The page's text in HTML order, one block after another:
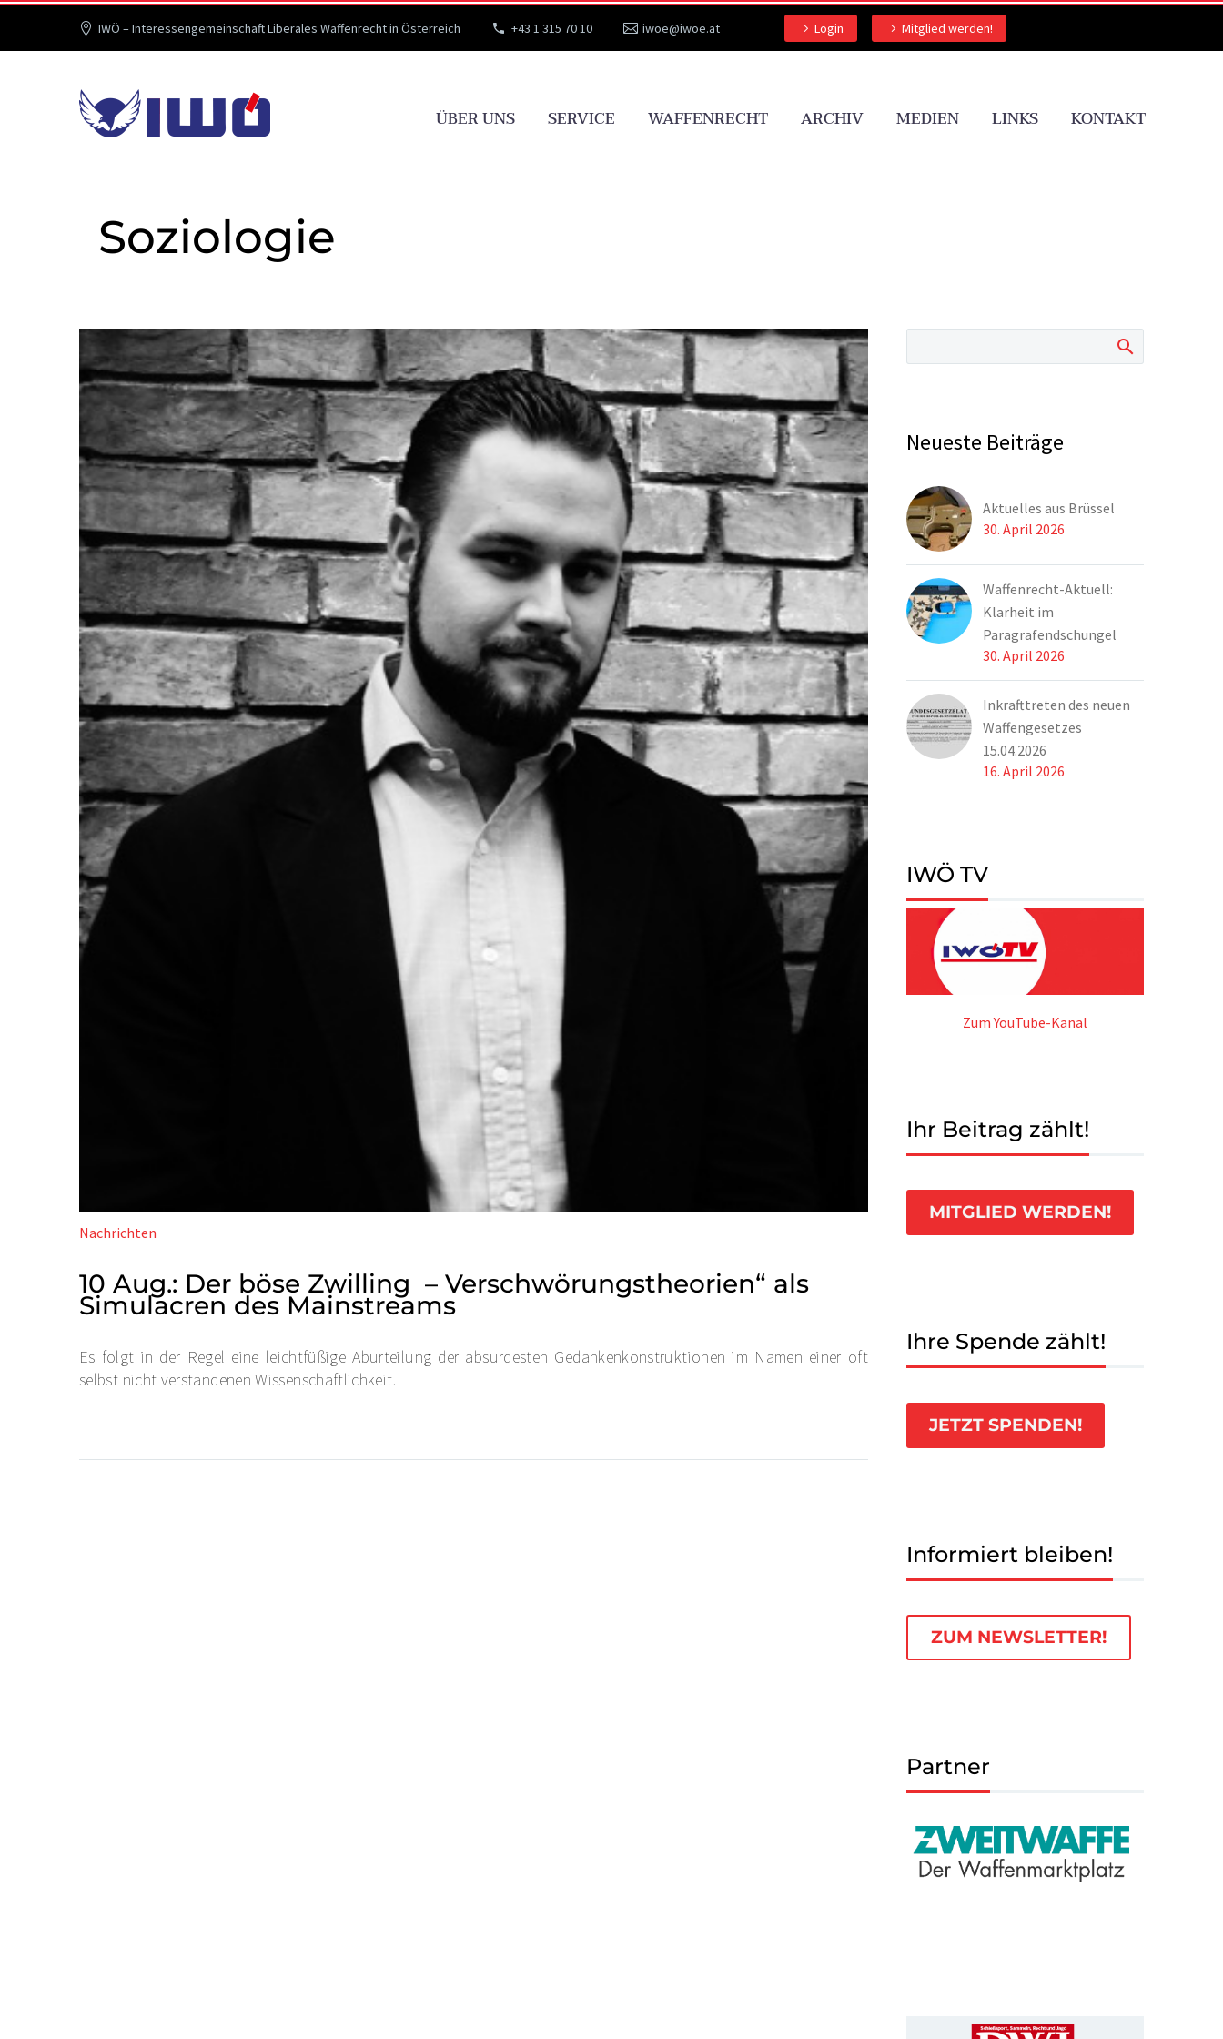
IWÖ – Interessengemeinschaft Liberales Waffenrecht in Österreich +43 1 315 70 10 iwoe@iwoe.at Login Mitglied werden!
ÜBER UNS SERVICE WAFFENRECHT ARCHIV MEDIEN LINKS KONTAKT
Soziologie
Nachrichten
10 Aug.: Der böse Zwilling – Verschwörungstheorien“ als
Simulacren des Mainstreams
Es folgt in der Regel eine leichtfüßige Aburteilung der absurdesten Gedankenkonstruktionen im Namen einer oft
selbst nicht verstandenen Wissenschaftlichkeit.
Neueste Beiträge
Aktuelles aus Brüssel
30. April 2026
Waffenrecht-Aktuell:
Klarheit im
Paragrafendschungel
30. April 2026
Inkrafttreten des neuen
Waffengesetzes
15.04.2026
16. April 2026
IWÖ TV
Zum YouTube-Kanal
Ihr Beitrag zählt!
MITGLIED WERDEN!
Ihre Spende zählt!
JETZT SPENDEN!
Informiert bleiben!
ZUM NEWSLETTER!
Partner